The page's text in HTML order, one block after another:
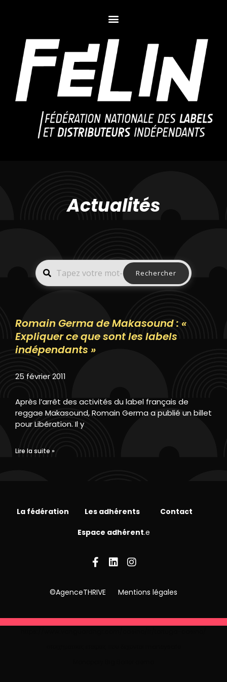
Actualités
Rechercher
Romain Germa de Makasound : «
Expliquer ce que sont les labels
indépendants »
25 février 2011
Après l’arrêt des activités du label français de
reggae Makasound, Romain Germa a publié un billet
pour Libération. Il y
Lire la suite »
La fédération Les adhérents Contact
Espace adhérent.e
©AgenceTHRIVE Mentions légales